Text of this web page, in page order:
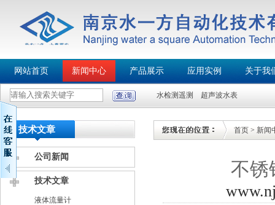
网站首页 新闻中心 产品展示 应用实例 关于我
水检测遥测 超声波水表
技术文章
公司新闻
技术文章
液体流量计
首页 > 新闻
不锈